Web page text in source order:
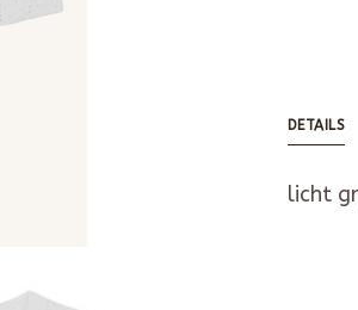
DETAILS
licht